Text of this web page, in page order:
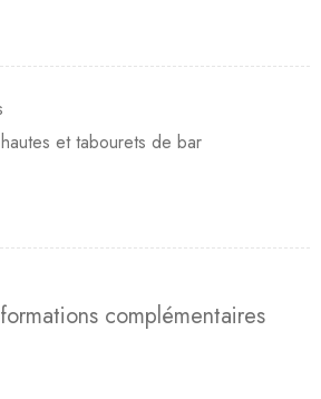
et tabourets de bar
complémentaires